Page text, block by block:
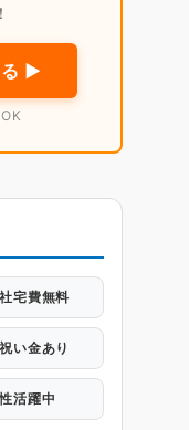
る ▶
宅費無料
い金あり
活躍中